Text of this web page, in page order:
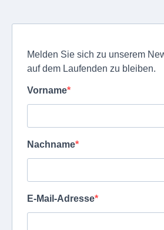
Melden Sie sich zu unserem
auf dem Laufenden zu bleiben.
Vorname
Nachname
E-Mail-Adresse